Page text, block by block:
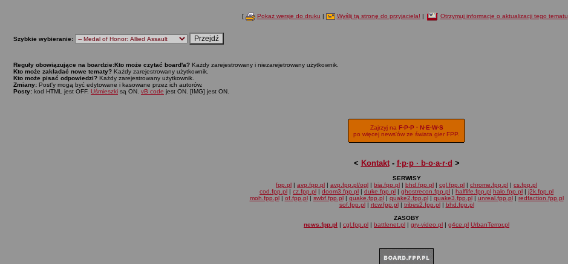
[ Pokaż wersje do druku | Wyślij tą stronę do przyjaciela! | Otrzymuj informacje o aktualizacji tego tematu
Szybkie wybieranie:
Reguły obowiązujące na boardzie:Kto może czytać board'a? Każdy zarejestrowany i niezarejetrowany użytkownik.
Kto może zakładać nowe tematy? Każdy zarejestrowany użytkownik.
Kto może pisać odpowiedzi? Każdy zarejestrowany użytkownik.
Zmiany: Post'y mogą być edytowane i kasowane przez ich autorów.
Posty: kod HTML jest OFF. Uśmieszki są ON. vB code jest ON. [IMG] jest ON.
Zajrzyj na F·P·P · N·E·W·S
po więcej news'ów ze świata gier FPP.
< Kontakt- f·p·p · b·o·a·r·d >
SERWISY
fpp.pl | avp.fpp.pl | avp.fpp.pl/ogl | bia.fpp.pl | bhd.fpp.pl | cgl.fpp.pl | chrome.fpp.pl | cs.fpp.pl
cod.fpp.pl | cz.fpp.pl | doom3.fpp.pl | duke.fpp.pl | ghostrecon.fpp.pl | halflife.fpp.pl halo.fpp.pl | j2k.fpp.pl
moh.fpp.pl| of.fpp.pl| swbf.fpp.pl| quake.fpp.pl| quake2.fpp.pl| quake3.fpp.pl| unreal.fpp.pl| redfaction.fpp.pl
sof.fpp.pl| rtcw.fpp.pl| tribes2.fpp.pl| bhd.fpp.pl
ZASOBY
news.fpp.pl | cgl.fpp.pl | battlenet.pl | gry-video.pl | g4ce.pl UrbanTerror.pl